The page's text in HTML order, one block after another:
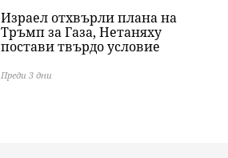
Израел отхвърли плана на
Тръмп за Газа, Нетаняху
постави твърдо условие
Преди 3 дни